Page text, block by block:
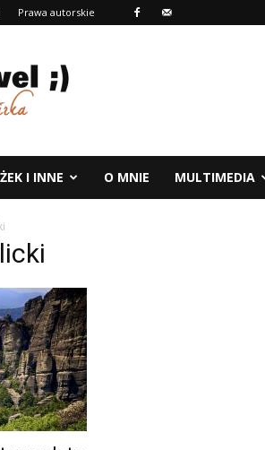
Prawa autorskie
I INNE O MNIE MULTIMEDIA